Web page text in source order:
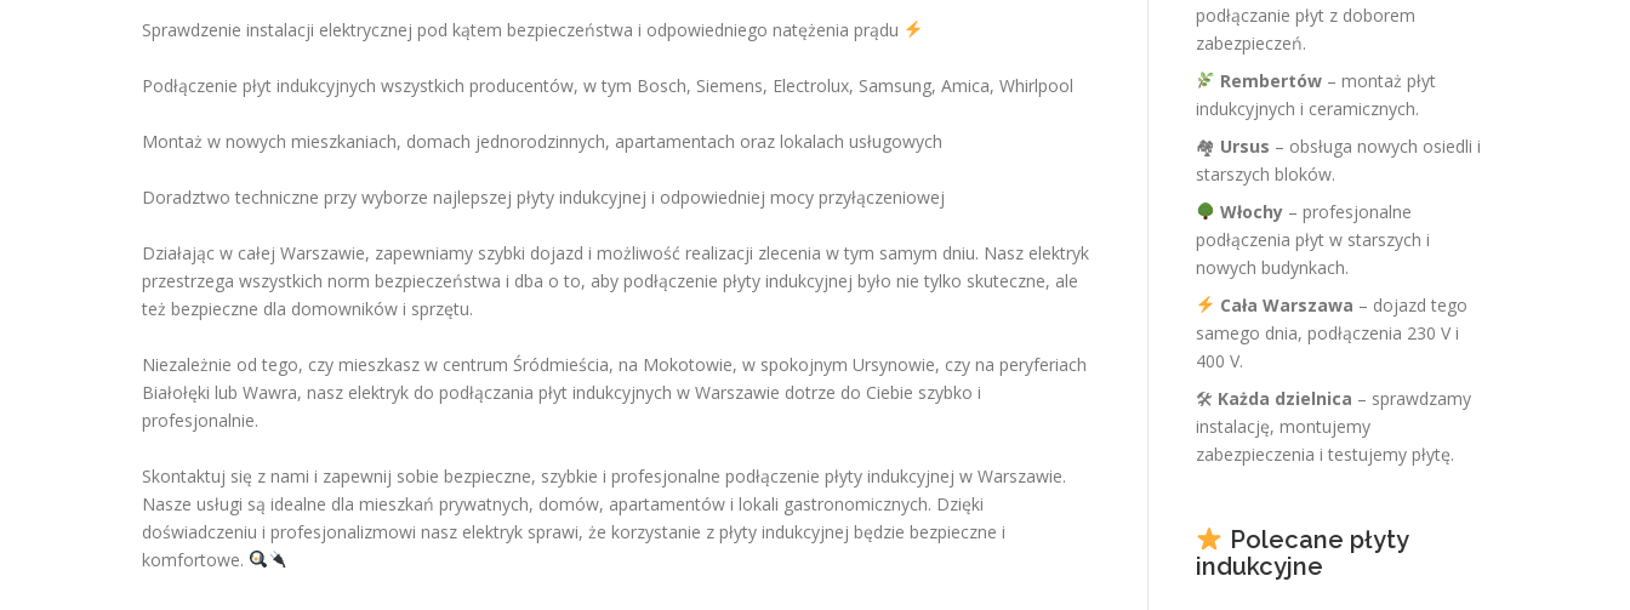
Sprawdzenie instalacji elektrycznej pod kątem bezpieczeństwa i odpowiedniego natężenia prądu
Podłączenie płyt indukcyjnych wszystkich producentów, w tym Bosch, Siemens, Electrolux, Samsung, Amica, Whirlpool
Montaż w nowych mieszkaniach, domach jednorodzinnych, apartamentach oraz lokalach usługowych
Doradztwo techniczne przy wyborze najlepszej płyty indukcyjnej i odpowiedniej mocy przyłączeniowej
Działając w całej Warszawie, zapewniamy szybki dojazd i możliwość realizacji zlecenia w tym samym dniu. Nasz elektryk
przestrzega wszystkich norm bezpieczeństwa i dba o to, aby podłączenie płyty indukcyjnej było nie tylko skuteczne, ale
też bezpieczne dla domowników i sprzętu.
Niezależnie od tego, czy mieszkasz w centrum Śródmieścia, na Mokotowie, w spokojnym Ursynowie, czy na peryferiach
Białołęki lub Wawra, nasz elektryk do podłączania płyt indukcyjnych w Warszawie dotrze do Ciebie szybko i
profesjonalnie.
Skontaktuj się z nami i zapewnij sobie bezpieczne, szybkie i profesjonalne podłączenie płyty indukcyjnej w Warszawie.
Nasze usługi są idealne dla mieszkań prywatnych, domów, apartamentów i lokali gastronomicznych. Dzięki
doświadczeniu i profesjonalizmowi nasz elektryk sprawi, że korzystanie z płyty indukcyjnej będzie bezpieczne i
komfortowe.
podłączanie płyt z doborem
zabezpieczeń.
Rembertów– montaż płyt
indukcyjnych i ceramicznych.
🏘 Ursus – obsługa nowych osiedli i
starszych bloków.
Włochy– profesjonalne
podłączenia płyt w starszych i
nowych budynkach.
Cała Warszawa – dojazd tego
samego dnia, podłączenia 230 V i
400 V.
🛠 Każda dzielnica – sprawdzamy
instalację, montujemy
zabezpieczenia i testujemy płytę.
Polecane płyty
indukcyjne